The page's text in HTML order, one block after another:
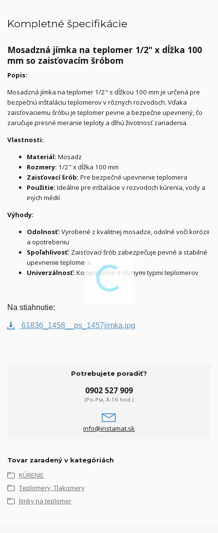
Kompletné špecifikácie
Mosadzná jímka na teplomer 1/2" x dĺžka 100
mm so zaisťovacím šróbom
Popis:
Mosadzná jímka na teplomer 1/2" s dĺžkou 100 mm je určená pre
bezpečnú inštaláciu teplomerov v rôznych rozvodoch. Vďaka
zaisťovaciemu šróbu je teplomer pevne a bezpečne upevnený, čo
zaručuje presné meranie teploty a dlhú životnosť zariadenia.
Vlastnosti:
Materiál: Mosadz
Rozmery: 1/2" x dĺžka 100 mm
Zaisťovací šrób: Pre bezpečné upevnenie teplomera
Použitie: Ideálne pre inštalácie v rozvodoch kúrenia, vody a
iných médií
Výhody:
Odolnosť: Vyrobené z kvalitnej mosadze, odolné voči korózii
a opotrebeniu
Spoľahlivosť: Zaisťovací šrób zabezpečuje pevné a stabilné
upevnenie teplomera
Univerzálnosť: Kompatibilné s rôznymi typmi teplomerov
Na stiahnutie:
61836_1458__ps_1457jimka.jpg
Potrebujete poradiť?
0902 527 909
(Po-Pia, 8-16 hod.)
info@instamat.sk
Tovar zaradený v kategóriách
KÚRENIE
Teplomery, Tlakomery
Jímky na teplomer